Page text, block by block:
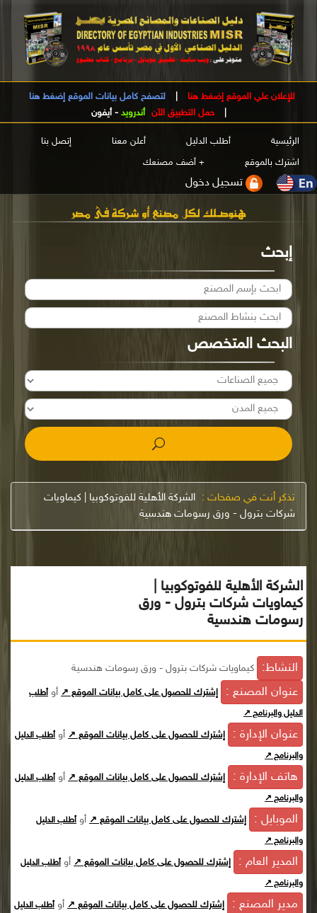
للإعلان علي الموقع إضغط هنا
لتصفح كامل بيانات الموقع إضغط هنا
حمل التطبيق الآن أندرويد - أيفون
الرئيسية أطلب الدليل أعلن معنا
إتصل بنا
اشترك بالموقع
+ أضف مصنعك
تسجيل دخول
إبحث
البحث المتخصص
تذكر أنت في صفحات : الشركة الأهلية للفوتوكوبيا | كيماويات
شركات بترول - ورق رسومات هندسية
الشركة الأهلية للفوتوكوبيا |
كيماويات شركات بترول - ورق
رسومات هندسية
النشاط: كيماويات شركات بترول - ورق رسومات هندسية
عنوان المصنع : إشترك للحصول على كامل بيانات الموقع ↗ أو أطلب
الدليل والبرنامج ↗
عنوان الإدارة : إشترك للحصول على كامل بيانات الموقع ↗ أو أطلب الدليل
والبرنامج ↗
هاتف الإدارة : إشترك للحصول على كامل بيانات الموقع ↗ أو أطلب الدليل
والبرنامج ↗
الموبايل : إشترك للحصول على كامل بيانات الموقع ↗ أو أطلب الدليل
والبرنامج ↗
المدير العام : إشترك للحصول على كامل بيانات الموقع ↗ أو أطلب الدليل
والبرنامج ↗
مدير المصنع : إشترك للحصول على كامل بيانات الموقع ↗ أو أطلب الدليل